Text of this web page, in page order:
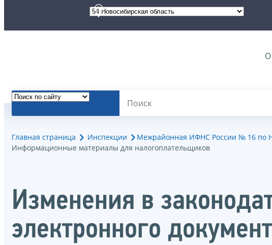
Главная страница Инспекции
Межрайонная ИФНС России № 16 по
Информационные материалы для налогоплательщиков
Изменения в
электронного